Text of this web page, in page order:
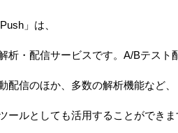
」 は、
析・配信サービスです。 A/Bテスト
信のほか、多数の解析機能など、
ルとしても活用することができま